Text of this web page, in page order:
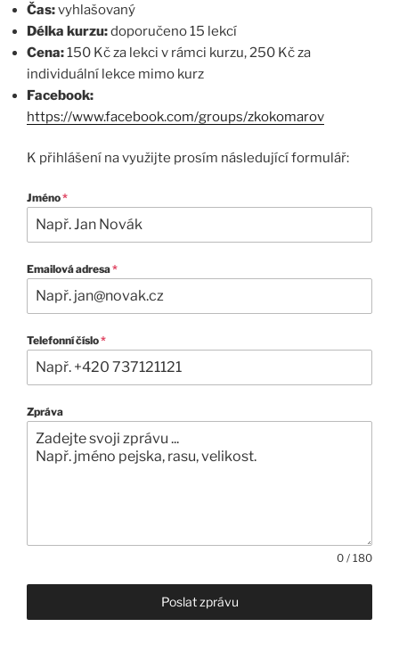
Čas:vyhlašovaný
Délka kurzu:doporučeno 15 lekcí
Cena:150 Kč za lekci v rámci kurzu, 250 Kč za
individuální lekce mimo kurz
Facebook:
https://www.facebook.com/groups/zkokomarov
K přihlášení na využijte prosím následující formulář:
Jméno*
Emailová adresa*
Telefonní číslo*
Zpráva
0 / 180
Poslat zprávu